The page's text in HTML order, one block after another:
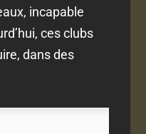
incapable
ces clubs
dans des